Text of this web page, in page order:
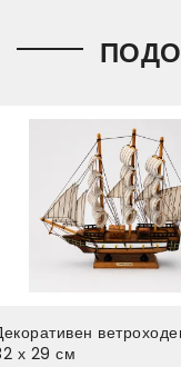
х 29 см